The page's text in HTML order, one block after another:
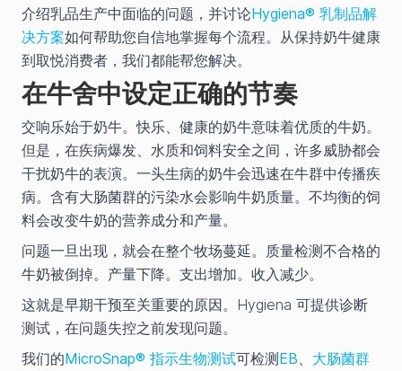
介绍乳品生产中面临的问题，并讨论Hygiena® 乳制品解
决方案如何帮助您自信地掌握每个流程。从保持奶牛健康
到取悦消费者，我们都能帮您解决。
在牛舍中设定正确的节奏
交响乐始于奶牛。快乐、健康的奶牛意味着优质的牛奶。
但是，在疾病爆发、水质和饲料安全之间，许多威胁都会
干扰奶牛的表演。一头生病的奶牛会迅速在牛群中传播疾
病。含有大肠菌群的污染水会影响牛奶质量。不均衡的饲
料会改变牛奶的营养成分和产量。
问题一旦出现，就会在整个牧场蔓延。质量检测不合格的
牛奶被倒掉。产量下降。支出增加。收入减少。
这就是早期干预至关重要的原因。Hygiena 可提供诊断
测试，在问题失控之前发现问题。
我们的MicroSnap® 指示生物测试可检测EB
大肠菌群